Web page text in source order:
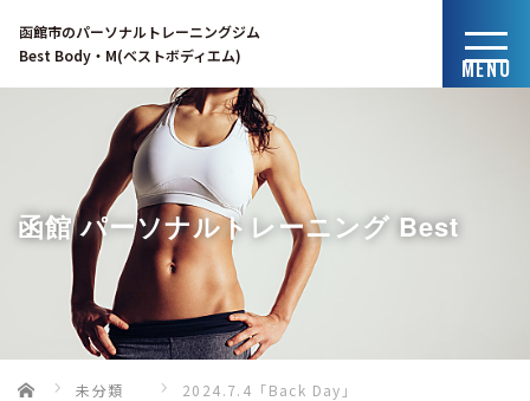
函館市のパーソナルトレーニングジム
Best Body・M(ベストボディエム)
MENU
函館 パーソナルトレーニング Best
Home 未分類 2024.7.4「Back Day」